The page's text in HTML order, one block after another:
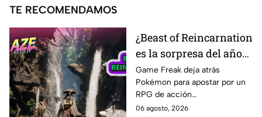
TE RECOMENDAMOS
¿Beast of Reincarnation
es la sorpresa del año? |
AZE Review
Game Freak deja atrás
Pokémon para apostar por un
RPG de acción
completamente diferente.
06 agosto, 2026